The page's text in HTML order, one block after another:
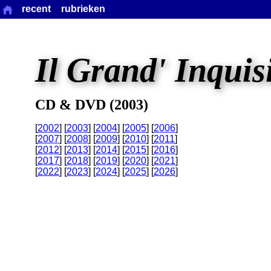
Il Grand'
CD & DVD (2003)
[2002] [2003] [2004] [2005] [2006]
[2007] [2008] [2009] [2010] [2011]
[2012] [2013] [2014] [2015] [2016]
[2017] [2018] [2019] [2020] [2021]
[2022] [2023] [2024] [2025] [2026]
recent rubrieken